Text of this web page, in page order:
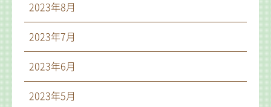
2023年8月
2023年7月
2023年6月
2023年5月